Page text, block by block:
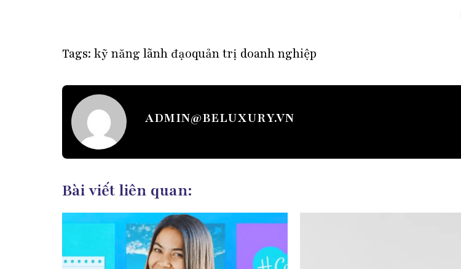
Tags: kỹ năng lãnh đạoquản trị doanh nghiệp
ADMIN@BELUXURY.VN
Bài viết liên quan: